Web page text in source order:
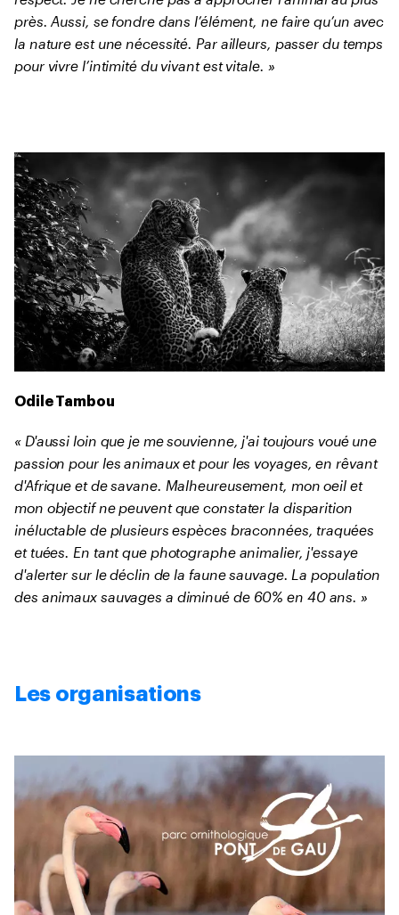
près. Aussi, se fondre dans l’élément, ne faire qu’un avec
la nature est une nécessité. Par ailleurs, passer du temps
pour vivre l’intimité du vivant est vitale. »
Odile Tambou
« D'aussi loin que je me souvienne, j'ai toujours voué une
passion pour les animaux et pour les voyages, en rêvant
d'Afrique et de savane. Malheureusement, mon oeil et
mon objectif ne peuvent que constater la disparition
inéluctable de plusieurs espèces braconnées, traquées
et tuées. En tant que photographe animalier, j'essaye
d'alerter sur le déclin de la faune sauvage. La population
des animaux sauvages a diminué de 60% en 40 ans. »
Les organisations